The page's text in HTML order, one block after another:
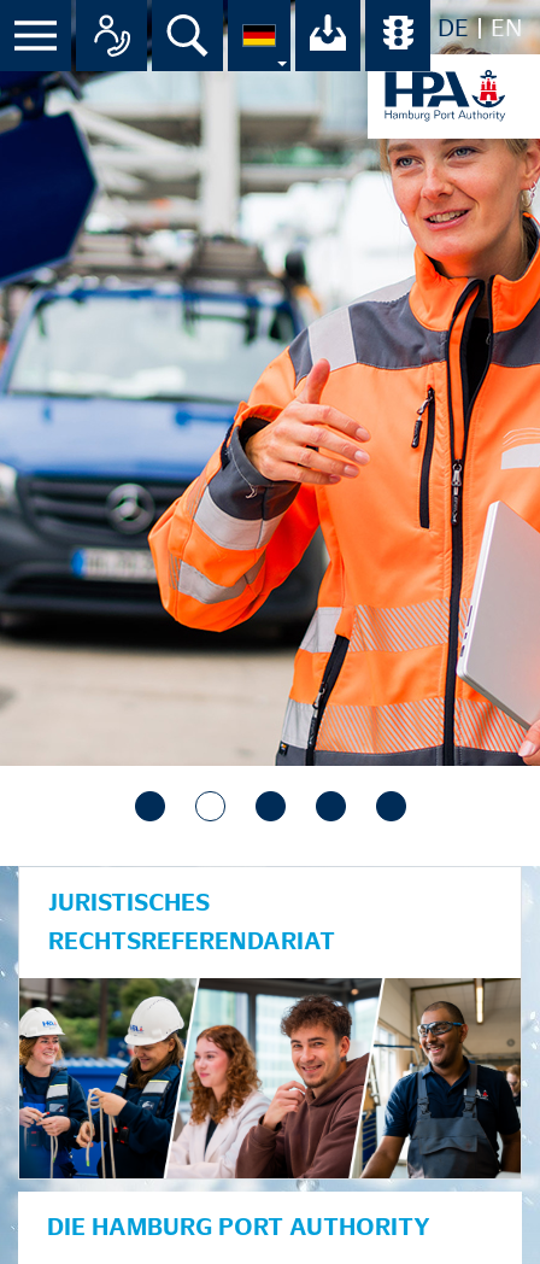
DE EN
Menü Alle Ansprechpartner im
Suche Ihr Download-
JURISTISCHES
RECHTSREFERENDARIAT
DIE HAMBURG PORT AUTHORITY